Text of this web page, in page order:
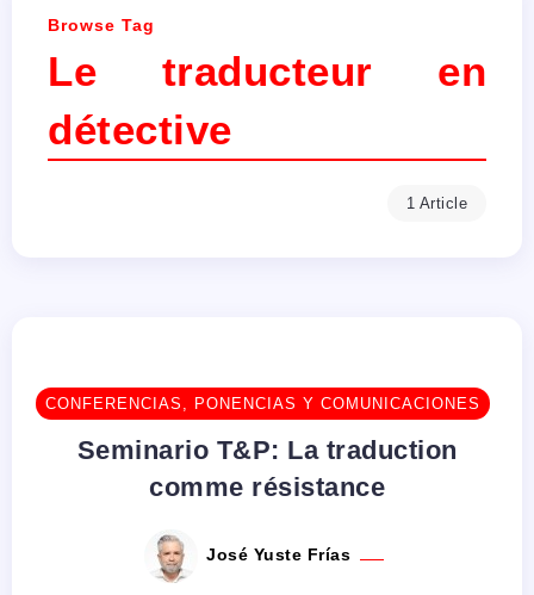
Browse Tag
Le traducteur en
détective
1 Article
CONFERENCIAS, PONENCIAS Y COMUNICACIONES
Seminario T&P: La traduction
comme résistance
José Yuste Frías